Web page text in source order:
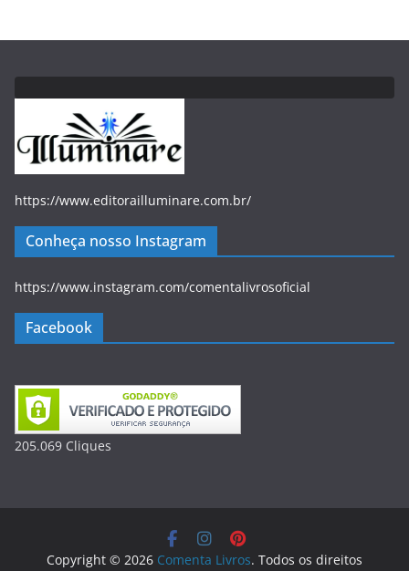
https://www.editorailluminare.com.br/
Conheça nosso Instagram
https://www.instagram.com/comentalivrosoficial
Facebook
205.069 Cliques
Copyright © 2026 Comenta Livros. Todos os direitos